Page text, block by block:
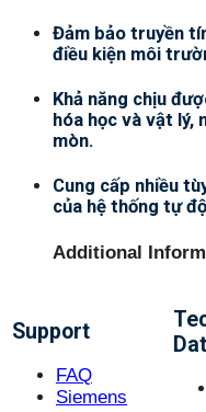
Đảm bảo truyền
điều kiện môi
Khả năng chịu
hóa học và vật lý,
mòn.
Cung cấp nhiều
của hệ thống tự
Additional
Support
FAQ
Siemens